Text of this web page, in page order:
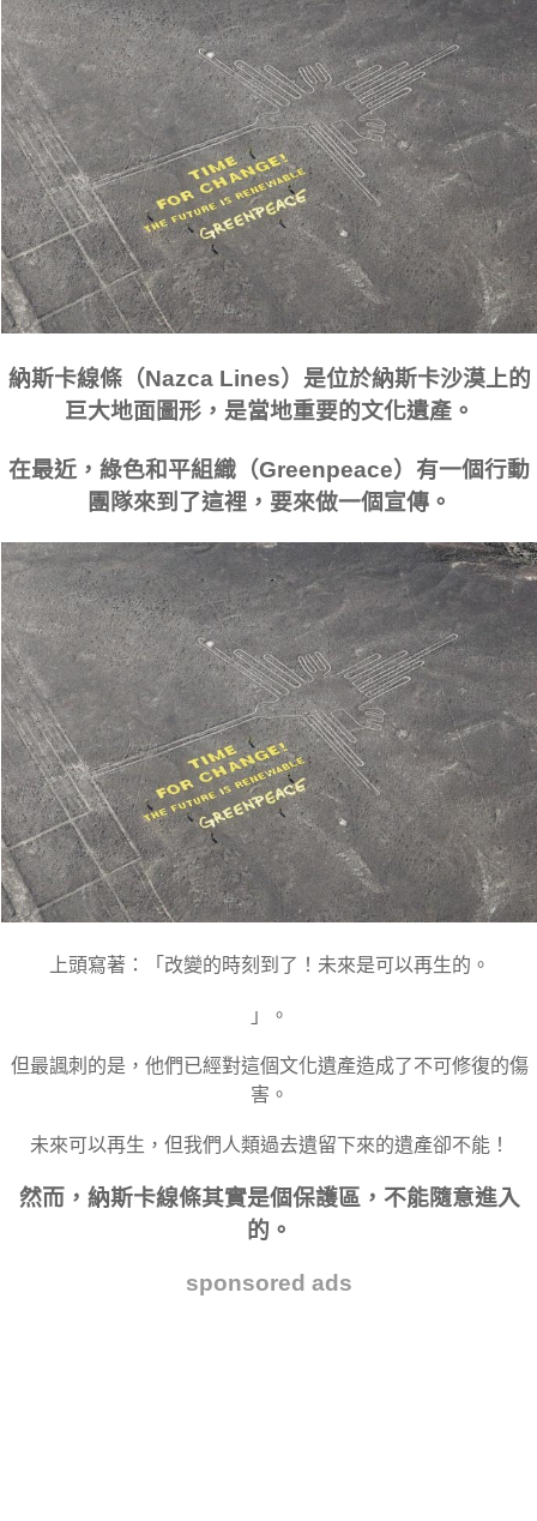
納斯卡線條（Nazca Lines）是位於納斯卡沙漠上的
巨大地面圖形，是當地重要的文化遺產。
在最近，綠色和平組織（Greenpeace）有一個行動
團隊來到了這裡，要來做一個宣傳。
上頭寫著：「改變的時刻到了！未來是可以再生的。
」。
但最諷刺的是，他們已經對這個文化遺產造成了不可修復的傷
害。
未來可以再生，但我們人類過去遺留下來的遺產卻不能！
然而，納斯卡線條其實是個保護區，不能隨意進入
的。
sponsored ads